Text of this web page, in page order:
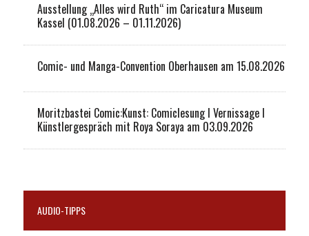
Ausstellung „Alles wird Ruth“ im Caricatura Museum
Kassel (01.08.2026 – 01.11.2026)
Comic- und Manga-Convention Oberhausen am 15.08.2026
Moritzbastei Comic:Kunst: Comiclesung I Vernissage I
Künstlergespräch mit Roya Soraya am 03.09.2026
AUDIO-TIPPS